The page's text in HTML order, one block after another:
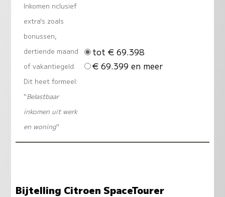
Inkomen nclusief
extra's zoals
bonussen,
dertiende maand
of vakantiegeld.
Dit heet formeel:
"Belastbaar
inkomen uit werk
en woning"
tot € 69.398
€ 69.399 en meer
Bijtelling Citroen SpaceTourer